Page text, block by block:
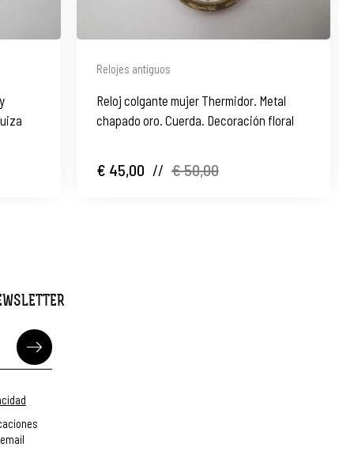
Relojes antiguos
Reloj colgante mujer Thermidor. Metal
chapado oro. Cuerda. Decoración floral
€ 45,00 // € 50,00